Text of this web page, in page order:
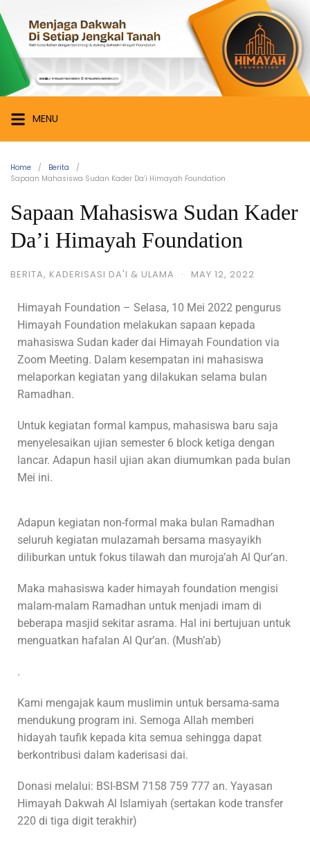
MENU
Home
Berita
Sapaan Mahasiswa Sudan Kader Da’i Himayah Foundation
Sapaan Mahasiswa Sudan Kader
Da’i Himayah Foundation
BERITA, KADERISASI DA'I & ULAMA · MAY 12, 2022
Himayah Foundation – Selasa, 10 Mei 2022 pengurus
Himayah Foundation melakukan sapaan kepada
mahasiswa Sudan kader dai Himayah Foundation via
Zoom Meeting. Dalam kesempatan ini mahasiswa
melaporkan kegiatan yang dilakukan selama bulan
Ramadhan.
Untuk kegiatan formal kampus, mahasiswa baru saja
menyelesaikan ujian semester 6 block ketiga dengan
lancar. Adapun hasil ujian akan diumumkan pada bulan
Mei ini.
Adapun kegiatan non-formal maka bulan Ramadhan
seluruh kegiatan mulazamah bersama masyayikh
diliburkan untuk fokus tilawah dan muroja’ah Al Qur’an.
Maka mahasiswa kader himayah foundation mengisi
malam-malam Ramadhan untuk menjadi imam di
beberapa masjid sekitar asrama. Hal ini bertujuan untuk
menguatkan hafalan Al Qur’an. (Mush’ab)
.
Kami mengajak kaum muslimin untuk bersama-sama
mendukung program ini. Semoga Allah memberi
hidayah taufik kepada kita semua sehingga dapat
berkontribusi dalam kaderisasi dai.
Donasi melalui: BSI-BSM 7158 759 777 an. Yayasan
Himayah Dakwah Al Islamiyah (sertakan kode transfer
220 di tiga digit terakhir)